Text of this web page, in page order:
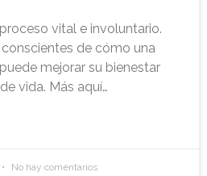
vital e involuntario.
de cómo una
mejorar su bienestar
vida. Más aquí…
No hay comentarios